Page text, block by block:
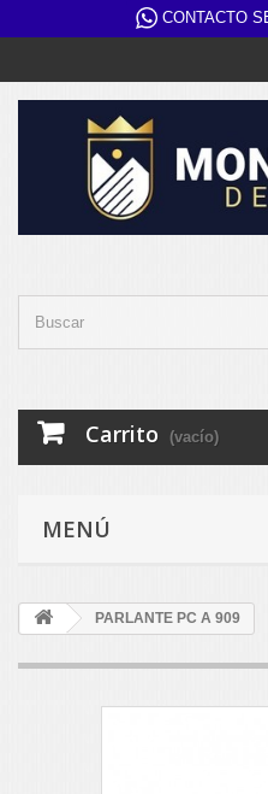
CONTACTO
Carrito (vacío)
MENÚ
PARLANTE PC A 909